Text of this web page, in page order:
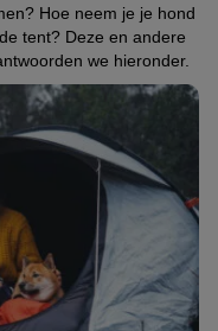
Hoe neem je je hond
tent? Deze en andere
we hieronder.